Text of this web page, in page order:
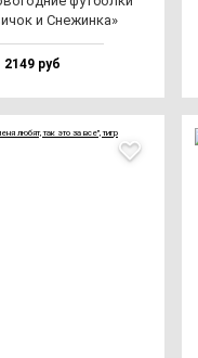
и Сне­жин­ка»
2149 руб